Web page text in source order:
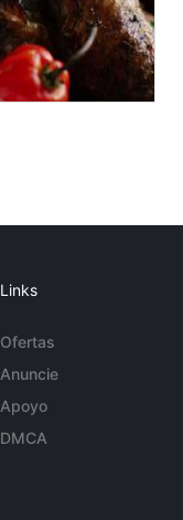
Links
Ofertas
Anuncie
Apoyo
DMCA